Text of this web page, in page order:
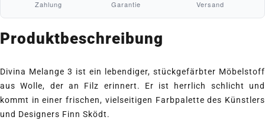
Zahlung
Garantie
Versand
Produktbeschreibung
Divina Melange 3 ist ein lebendiger, stückgefärbter Möbelstoff
aus Wolle, der an Filz erinnert. Er ist herrlich schlicht und
kommt in einer frischen, vielseitigen Farbpalette des Künstlers
und Designers Finn Sködt.